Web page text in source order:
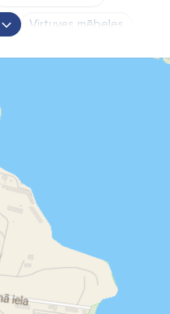
Virtuves mēbeles
durvju izgatavošana
sia
Kaņepju vate